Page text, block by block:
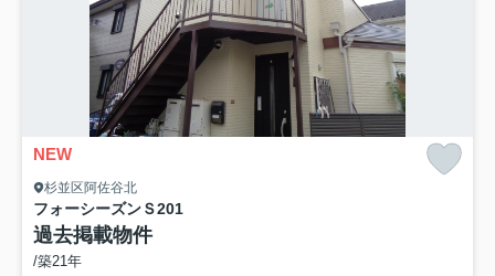
NEW
杉並区阿佐谷北
フォーシーズンＳ201
過去掲載物件
/築21年